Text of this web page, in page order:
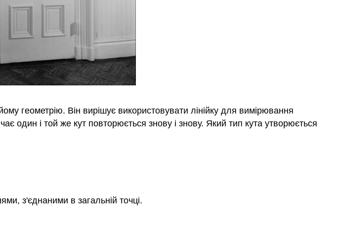
геометрію. Він вирішує використовувати лінійку для вимірювання
один і той же кут повторюється знову і знову. Який тип кута утворюється
з'єднаними в загальній точці.